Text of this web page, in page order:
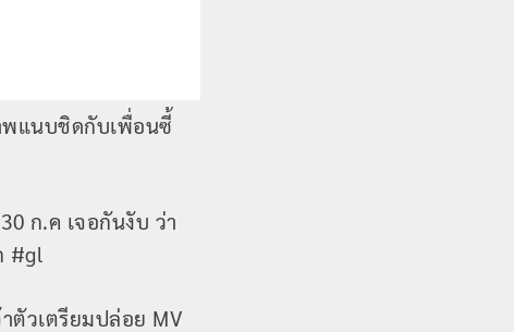
พแนบชิดกับเพื่อนซี้
ก.ค เจอกันงับ ว่า
#gl
ตัวเตรียมปล่อย MV